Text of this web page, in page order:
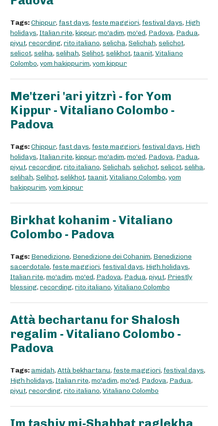
Tags:Chippur, fast days, feste maggiori, festival days, High
holidays, Italian rite, kippur, mo'adim, mo'ed, Padova, Padua,
piyut, recording, rito italiano, selicha, Selichah, selichot,
selicot, seliha, selihah, Selihot, selikhot, taanit, Vitaliano
Colombo, yom hakippurim, yom kippur
Me'tzeri 'ari yitzrì - for Yom
Kippur - Vitaliano Colombo -
Padova
Tags:Chippur, fast days, feste maggiori, festival days, High
holidays, Italian rite, kippur, mo'adim, mo'ed, Padova, Padua,
piyut, recording, rito italiano, Selichah, selichot, selicot, seliha,
selihah, Selihot, selikhot, taanit, Vitaliano Colombo, yom
hakippurim, yom kippur
Birkhat kohanim - Vitaliano
Colombo - Padova
Tags: Benedizione, Benedizione dei Cohanim, Benedizione
sacerdotale, feste maggiori, festival days, High holidays,
Italian rite, mo'adim, mo'ed, Padova, Padua, piyut, Priestly
blessing, recording, rito italiano, Vitaliano Colombo
Attà bechartanu for Shalosh
regalim - Vitaliano Colombo -
Padova
Tags:amidah, Attà bekhartanu, feste maggiori, festival days,
High holidays, Italian rite, mo'adim, mo'ed, Padova, Padua,
piyut, recording, rito italiano, Vitaliano Colombo